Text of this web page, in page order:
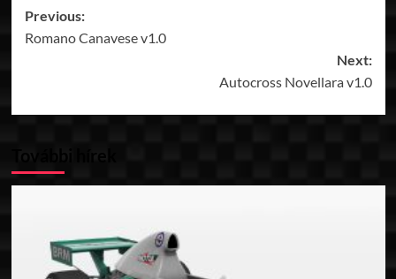
Post
navigation
Previous:
Romano Canavese v1.0
Next:
Autocross Novellara v1.0